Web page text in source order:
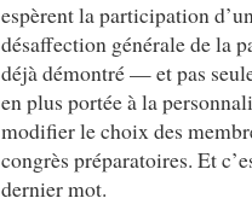
espèrent la participation
désaffection générale de la
déjà démontré — et pas
en plus portée à la
modifier le choix des
congrès préparatoires. Et
dernier mot.